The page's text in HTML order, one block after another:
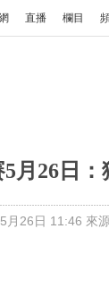
直播 欄目
月26日
月26日 11:46 來